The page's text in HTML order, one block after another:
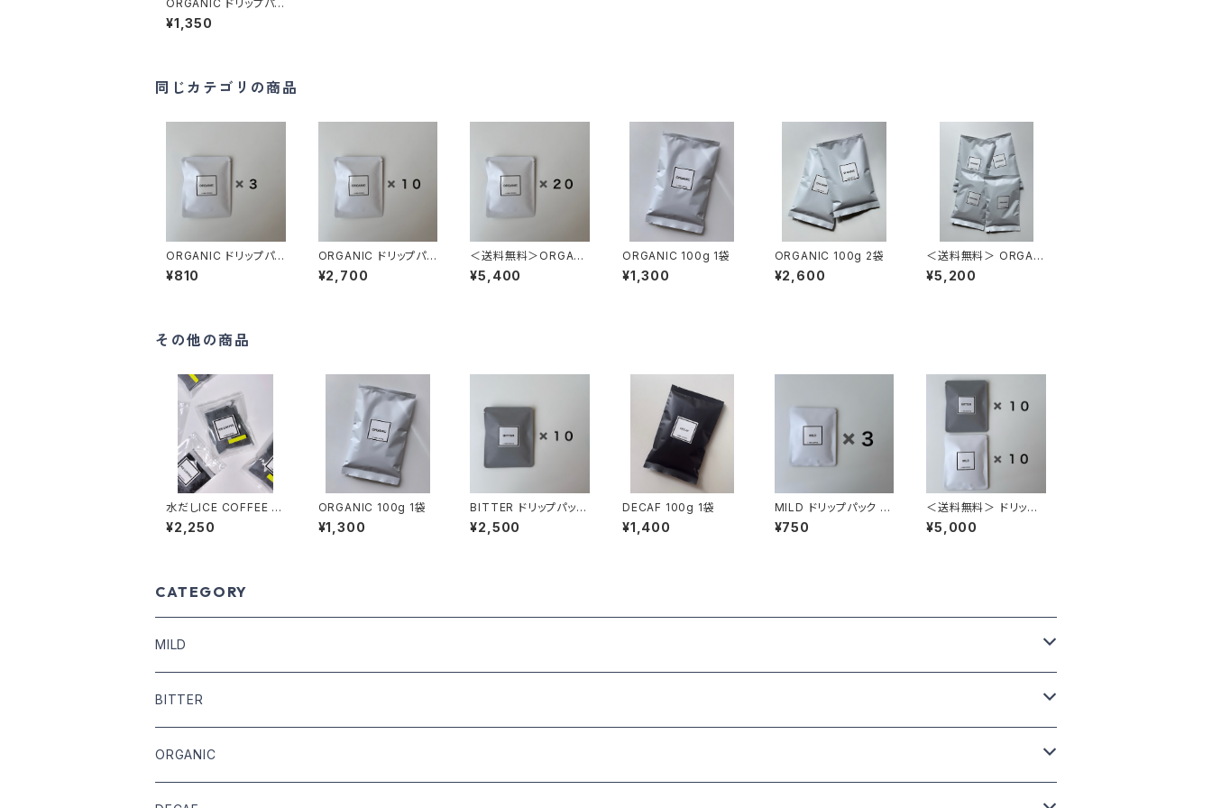
ORGANIC ドリップパッ
ク 5個
¥1,350
同じカテゴリの商品
ORGANIC ドリップパッ
ク 3個
¥810
ORGANIC ドリップパッ
ク 10個
¥2,700
＜送料無料＞ORGANI
C ドリップパック 20個
¥5,400
ORGANIC 100g 1袋
¥1,300
ORGANIC 100g 2袋
¥2,600
＜送料無料＞ ORGANI
C 100g 4袋
¥5,200
その他の商品
水だしICE COFFEE 5
00ml対応 5袋 (夏季限
定）
¥2,250
ORGANIC 100g 1袋
¥1,300
BITTER ドリップパック
10個
¥2,500
DECAF 100g 1袋
¥1,400
MILD ドリップパック 3
個
¥750
＜送料無料＞ ドリップ
パック20個（MILD 10
個・BITTER 10個）
¥5,000
CATEGORY
MILD
COFFEE BEANS
DRIP COFFEE
BITTER
COFFEE BEANS
ORGANIC